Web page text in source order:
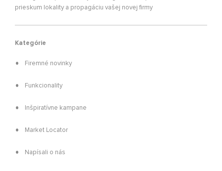
prieskum lokality a propagáciu vašej novej firmy
Kategórie
Firemné novinky
Funkcionality
Inšpiratívne kampane
Market Locator
Napísali o nás